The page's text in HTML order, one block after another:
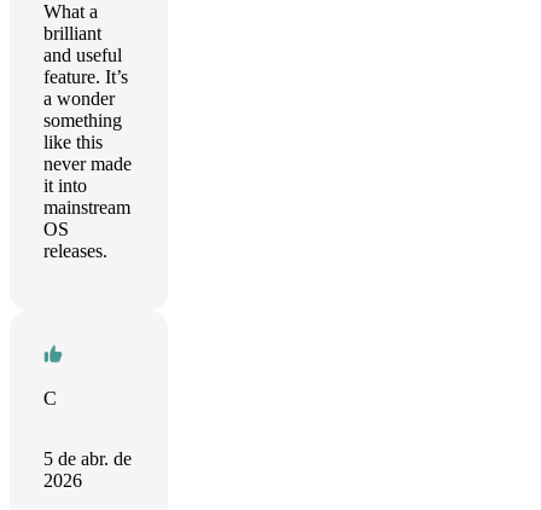
What a
brilliant
and useful
feature. It’s
a wonder
something
like this
never made
it into
mainstream
OS
releases.
C
5 de abr. de
2026